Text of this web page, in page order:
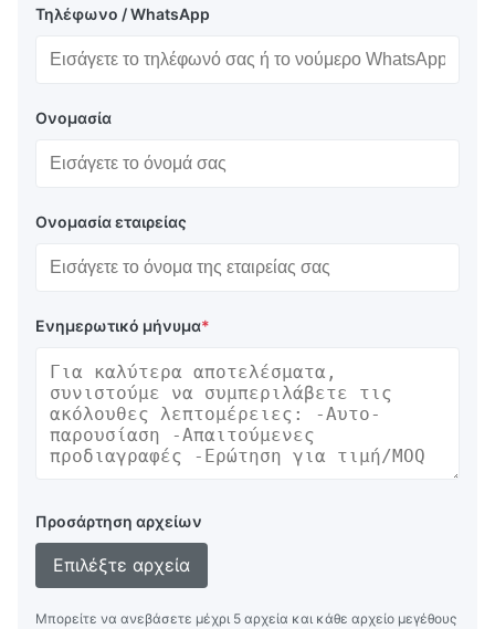
Τηλέφωνο / WhatsApp
Ονομασία
Ονομασία εταιρείας
Ενημερωτικό μήνυμα*
Προσάρτηση αρχείων
Επιλέξτε αρχεία
Μπορείτε να ανεβάσετε μέχρι 5 αρχεία και κάθε αρχείο μεγέθους